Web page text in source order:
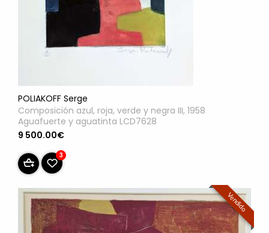
POLIAKOFF Serge
Composición azul, roja, verde y negra III, 1958
Aguafuerte y aguatinta LCD7628
9 500.00€
3
Vendido